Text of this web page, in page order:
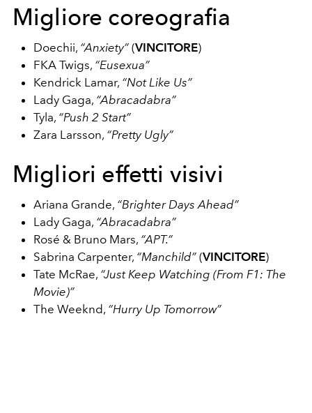
Migliore coreografia
Doechii, “Anxiety” (VINCITORE)
FKA Twigs, “Eusexua”
Kendrick Lamar, “Not Like Us”
Lady Gaga, “Abracadabra”
Tyla, “Push 2 Start”
Zara Larsson, “Pretty Ugly”
Migliori effetti visivi
Ariana Grande, “Brighter Days Ahead”
Lady Gaga, “Abracadabra”
Rosé & Bruno Mars, “APT.”
Sabrina Carpenter, “Manchild” (VINCITORE)
Tate McRae, “Just Keep Watching (From F1: The
Movie)”
The Weeknd, “Hurry Up Tomorrow”